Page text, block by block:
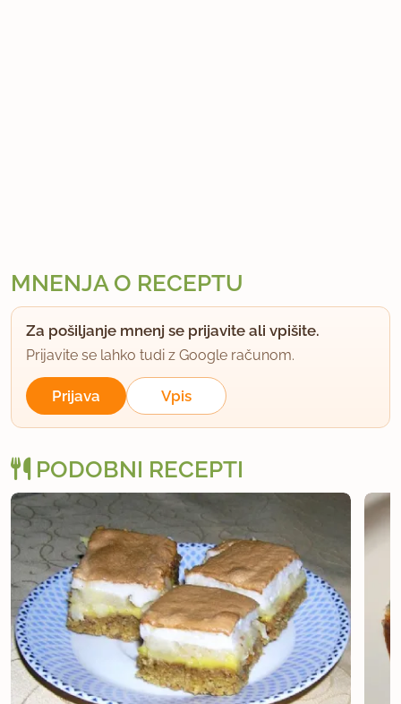
MNENJA O RECEPTU
Za pošiljanje mnenj se prijavite ali vpišite.
Prijavite se lahko tudi z Google računom.
Prijava Vpis
PODOBNI RECEPTI